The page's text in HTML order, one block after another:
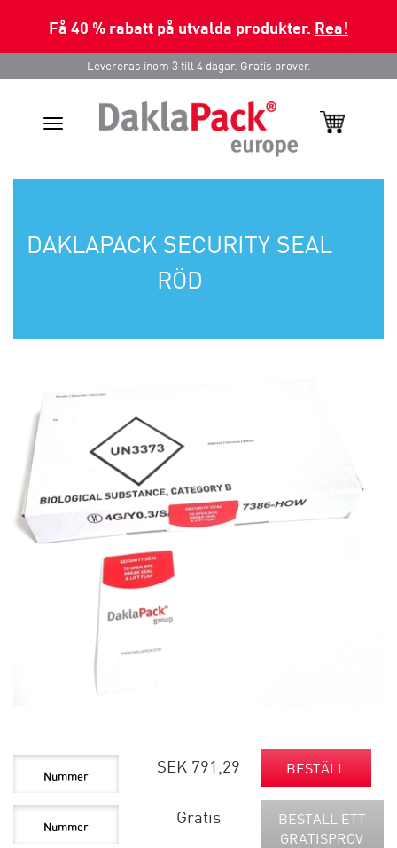
Få 40 % rabatt på utvalda produkter. Rea!
Levereras inom 3 till 4 dagar. Gratis prover.
Toggle
DAKLAPACK SECURITY SEAL
RÖD
SEK 791,29 BESTÄLL
Gratis
BESTÄLL ETT
GRATISPROV